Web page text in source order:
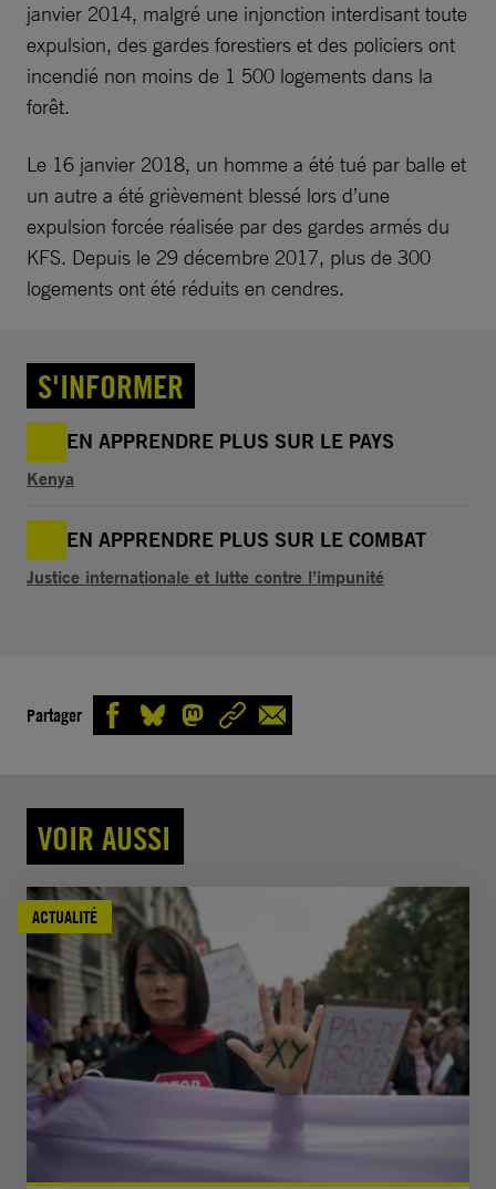
janvier 2014, malgré une injonction interdisant toute
expulsion, des gardes forestiers et des policiers ont
incendié non moins de 1 500 logements dans la
forêt.
Le 16 janvier 2018, un homme a été tué par balle et
un autre a été grièvement blessé lors d’une
expulsion forcée réalisée par des gardes armés du
KFS. Depuis le 29 décembre 2017, plus de 300
logements ont été réduits en cendres.
S'INFORMER
EN APPRENDRE PLUS SUR LE PAYS
Kenya
EN APPRENDRE PLUS SUR LE COMBAT
Justice internationale et lutte contre l’impunité
Partager
VOIR AUSSI
ACTUALITÉ